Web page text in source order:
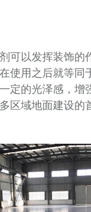
可以发挥装饰的
使用之后就等同
定的光泽感，增
区域地面建设的